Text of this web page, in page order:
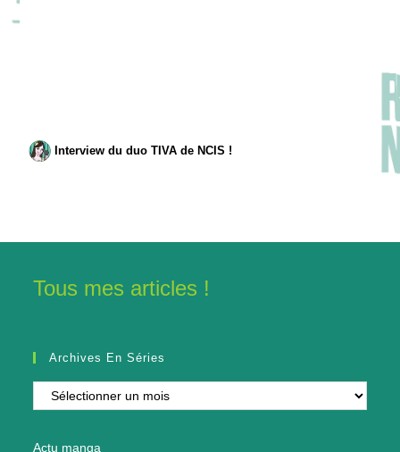
Interview du duo TIVA de NCIS !
Tous mes articles !
Archives En Séries
Archives
en
Actu manga